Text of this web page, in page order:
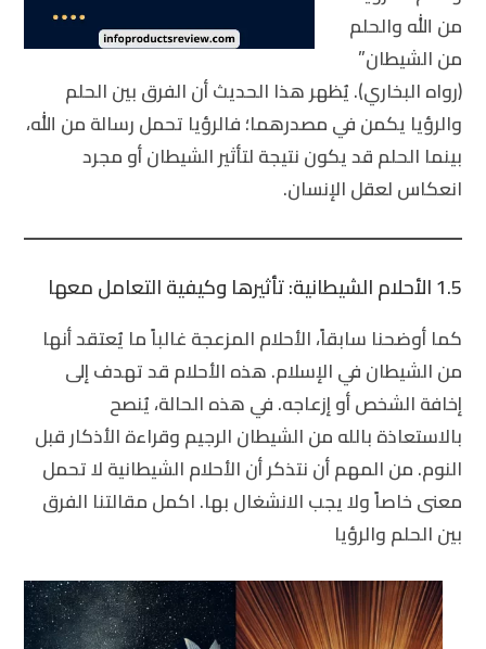
من الله والحلم
من الشيطان”
(رواه البخاري). يُظهر هذا الحديث أنالفرق بين الحلم
والرؤيا يكمن في مصدرهما؛ فالرؤيا تحمل رسالة من الله،
بينما الحلم قد يكون نتيجة لتأثير الشيطان أو مجرد
انعكاس لعقل الإنسان.
1.5 الأحلام الشيطانية: تأثيرها وكيفية التعامل معها
كما أوضحنا سابقاً، الأحلام المزعجة غالباً ما يُعتقد أنها
من الشيطان في الإسلام. هذه الأحلام قد تهدف إلى
إخافة الشخص أو إزعاجه. في هذه الحالة، يُنصح
بالاستعاذة بالله من الشيطان الرجيم وقراءة الأذكار قبل
النوم. من المهم أن نتذكر أن الأحلام الشيطانية لا تحمل
معنى خاصاً ولا يجب الانشغال بها. اكمل مقالتنا الفرق
بين الحلم والرؤيا